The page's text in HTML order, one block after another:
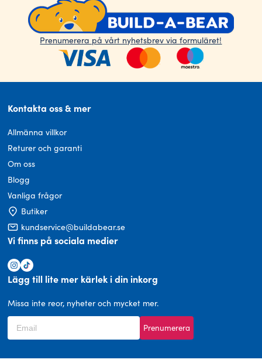
Prenumerera på vårt nyhetsbrev via formuläret!
Kontakta oss & mer
Allmänna villkor
Returer och garanti
Om oss
Blogg
Vanliga frågor
Butiker
kundservice@buildabear.se
Vi finns på sociala medier
Lägg till lite mer kärlek i din inkorg
Missa inte reor, nyheter och mycket mer.
Prenumerera